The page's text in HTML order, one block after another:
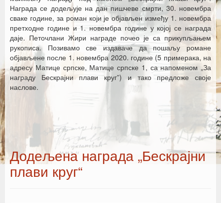
Најаве
Награда се додељује на дан пишчеве смрти, 30. новембра
сваке године, за роман који је објављен између 1. новембра
претходне године и 1. новембра године у којој се награда
даје. Петочлани Жири награде почео је са прикупљањем
рукописа. Позивамо све издаваче да пошаљу романе
објављене после 1. новембра 2020. године (5 примерака, на
адресу Матице српске, Матице српске 1, са напоменом „За
награду Бескрајни плави круг”) и тако предложе своје
наслове.
Додељена награда „Бескрајни
плави круг“